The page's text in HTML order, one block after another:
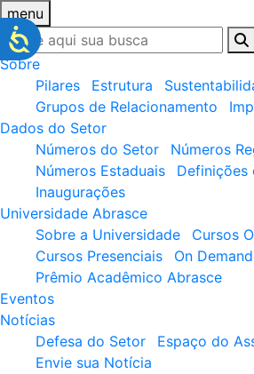
menu
Sobre
Pilares
Estrutura
Grupos de Relacionamento
Dados do Setor
Números do Setor
Números
Números Estaduais
Definições
Inaugurações
Universidade Abrasce
Sobre a Universidade
Cursos
Cursos Presenciais
On Demand
Prêmio Acadêmico Abrasce
Eventos
Notícias
Defesa do Setor
Espaço do
Envie sua Notícia